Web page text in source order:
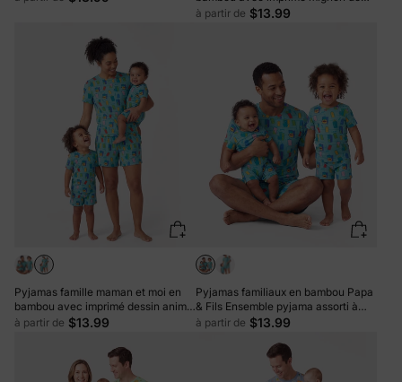
petit monstre Ensemble pyjama
à partir de $13.99
Pyjamas famille maman et moi en
bambou avec imprimé dessin animé
Ensemble pyjama assorti à manches
à partir de $13.99
Pyjamas familiaux en bambou Papa
& Fils Ensemble pyjama assorti à
manches courtes avec imprimé
à partir de $13.99